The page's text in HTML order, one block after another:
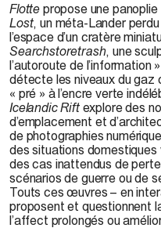
Flotte propose une
Lost, un méta-Lander
l’espace d’un cratère
Searchstoretrash, une
l’autoroute de l’information
détecte les niveaux du gaz
« pré » à l’encre verte
Icelandic Riftexplore des
d’emplacement et
de photographies
des situations domestiques
des cas inattendus de
scénarios de guerre ou de
Touts ces œuvres – en
proposent et questionnent
l’affect prolongés ou